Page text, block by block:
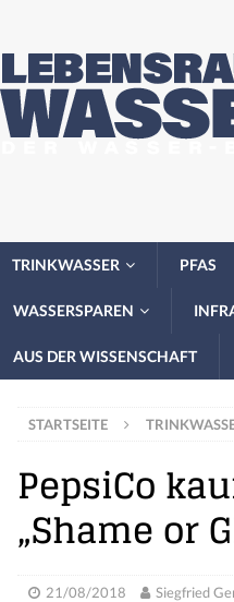
TRINKWASSER PFAS
WASSERSPAREN
AUS DER WISSENSCHAFT
STARTSEITE
PepsiCo
„Shame or
21/08/2018 Siegfried